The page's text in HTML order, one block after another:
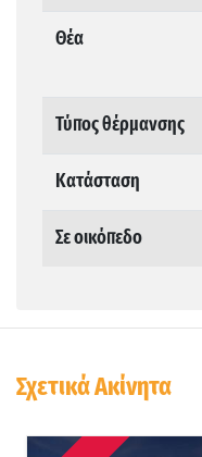
Θέα
Τύπος θέρμανσης
Κατάσταση
Σε οικόπεδο
Σχετικά Ακίνητα